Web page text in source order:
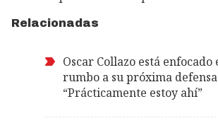
Relacionadas
Oscar Collazo está enfocado
rumbo a su próxima
“Prácticamente estoy ahí”